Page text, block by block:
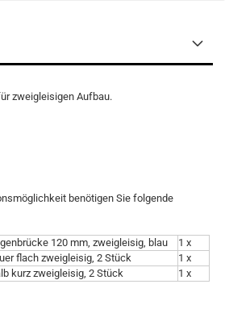
zweigleisigen Aufbau.
benötigen Sie folgende
120 mm, zweigleisig, blau
1 x
flach zweigleisig, 2 Stück
1 x
kurz zweigleisig, 2 Stück 1 x